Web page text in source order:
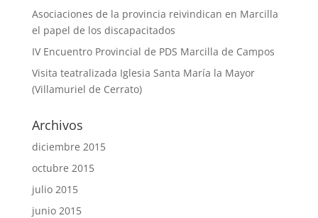
Asociaciones de la provincia reivindican en Marcilla
el papel de los discapacitados
IV Encuentro Provincial de PDS Marcilla de Campos
Visita teatralizada Iglesia Santa María la Mayor
(Villamuriel de Cerrato)
Archivos
diciembre 2015
octubre 2015
julio 2015
junio 2015